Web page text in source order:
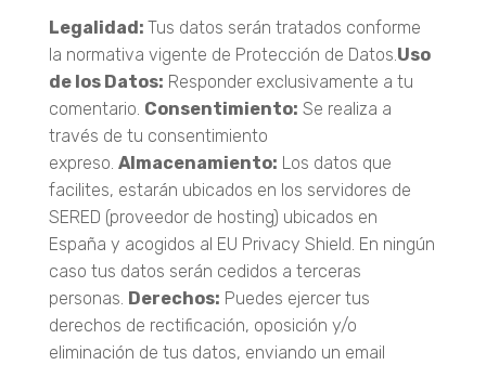
Legalidad: Tus datos serán tratados conforme
la normativa vigente de Protección de Datos.Uso
de los Datos: Responder exclusivamente a tu
comentario. Consentimiento: Se realiza a
través de tu consentimiento
expreso. Almacenamiento: Los datos que
facilites, estarán ubicados en los servidores de
SERED (proveedor de hosting) ubicados en
España y acogidos al EU Privacy Shield. En ningún
caso tus datos serán cedidos a terceras
personas. Derechos: Puedes ejercer tus
derechos de rectificación, oposición y/o
eliminación de tus datos, enviando un email